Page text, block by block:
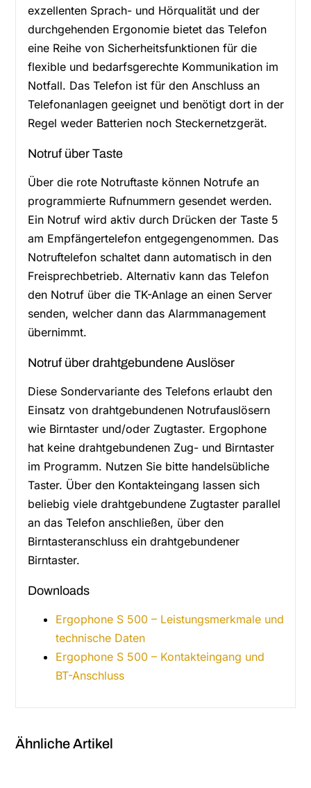
exzellenten Sprach- und Hörqualität und der
durchgehenden Ergonomie bietet das Telefon
eine Reihe von Sicherheitsfunktionen für die
flexible und bedarfsgerechte Kommunikation im
Notfall. Das Telefon ist für den Anschluss an
Telefonanlagen geeignet und benötigt dort in der
Regel weder Batterien noch Steckernetzgerät.
Notruf über Taste
Über die rote Notruftaste können Notrufe an
programmierte Rufnummern gesendet werden.
Ein Notruf wird aktiv durch Drücken der Taste 5
am Empfängertelefon entgegengenommen. Das
Notruftelefon schaltet dann automatisch in den
Freisprechbetrieb. Alternativ kann das Telefon
den Notruf über die TK-Anlage an einen Server
senden, welcher dann das Alarmmanagement
übernimmt.
Notruf über drahtgebundene Auslöser
Diese Sondervariante des Telefons erlaubt den
Einsatz von drahtgebundenen Notrufauslösern
wie Birntaster und/oder Zugtaster. Ergophone
hat keine drahtgebundenen Zug- und Birntaster
im Programm. Nutzen Sie bitte handelsübliche
Taster. Über den Kontakteingang lassen sich
beliebig viele drahtgebundene Zugtaster parallel
an das Telefon anschließen, über den
Birntasteranschluss ein drahtgebundener
Birntaster.
Downloads
Ergophone S 500 – Leistungsmerkmale und
technische Daten
Ergophone S 500 – Kontakteingang und
BT-Anschluss
Ähnliche Artikel